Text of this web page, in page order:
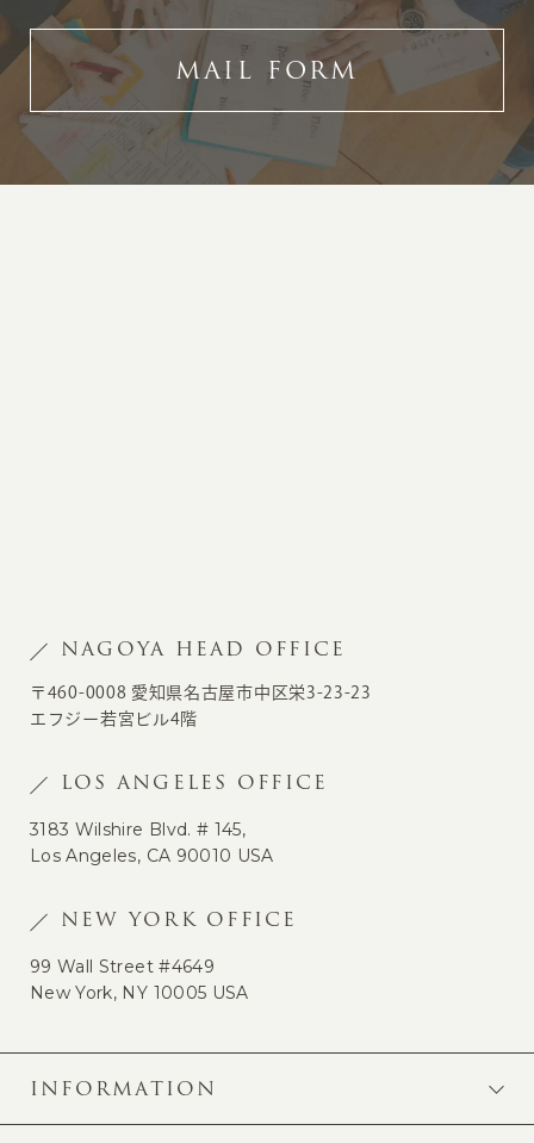
MAIL FORM
NAGOYA HEAD OFFICE
〒460-0008 愛知県名古屋市中区栄3-23-23
エフジー若宮ビル4階
LOS ANGELES OFFICE
3183 Wilshire Blvd. # 145,
Los Angeles, CA 90010 USA
NEW YORK OFFICE
99 Wall Street #4649
New York, NY 10005 USA
INFORMATION